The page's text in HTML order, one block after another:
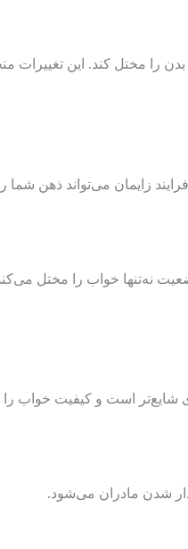
را مختل کند. این تغییرات
زایمان می‌تواند ذهن شما
نه‌تنها خواب را مختل
شایع‌تر است و کیفیت خواب
شدن مادران می‌شود.